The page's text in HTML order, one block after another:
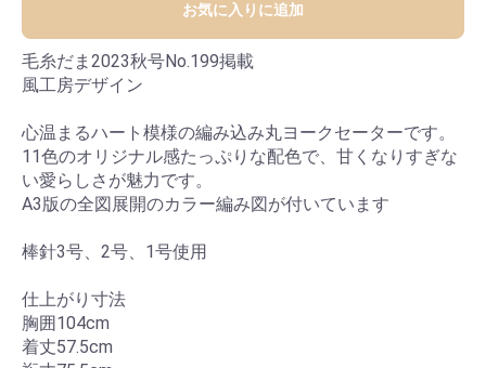
お気に入りに追加
毛糸だま2023秋号No.199掲載
風工房デザイン
心温まるハート模様の編み込み丸ヨークセーターです。
11色のオリジナル感たっぷりな配色で、甘くなりすぎな
い愛らしさが魅力です。
A3版の全図展開のカラー編み図が付いています
棒針3号、2号、1号使用
仕上がり寸法
胸囲104cm
着丈57.5cm